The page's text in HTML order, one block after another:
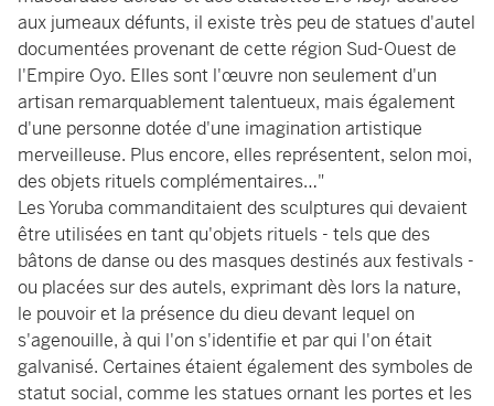
aux jumeaux défunts, il existe très peu de statues d'autel
documentées provenant de cette région Sud-Ouest de
l'Empire Oyo. Elles sont l'œuvre non seulement d'un
artisan remarquablement talentueux, mais également
d'une personne dotée d'une imagination artistique
merveilleuse. Plus encore, elles représentent, selon moi,
des objets rituels complémentaires…"
Les Yoruba commanditaient des sculptures qui devaient
être utilisées en tant qu'objets rituels - tels que des
bâtons de danse ou des masques destinés aux festivals -
ou placées sur des autels, exprimant dès lors la nature,
le pouvoir et la présence du dieu devant lequel on
s'agenouille, à qui l'on s'identifie et par qui l'on était
galvanisé. Certaines étaient également des symboles de
statut social, comme les statues ornant les portes et les